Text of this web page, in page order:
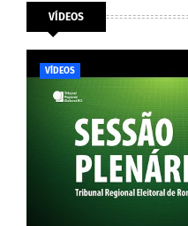
VÍDEOS
VÍDEOS